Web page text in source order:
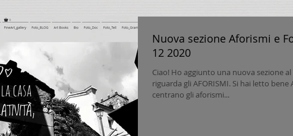
Nuova sezione Aforismi e
12 2020
Ciao! Ho aggiunto una nuova sezione
riguarda gli AFORISMI. Si hai letto bene
centrano gli aforismi...